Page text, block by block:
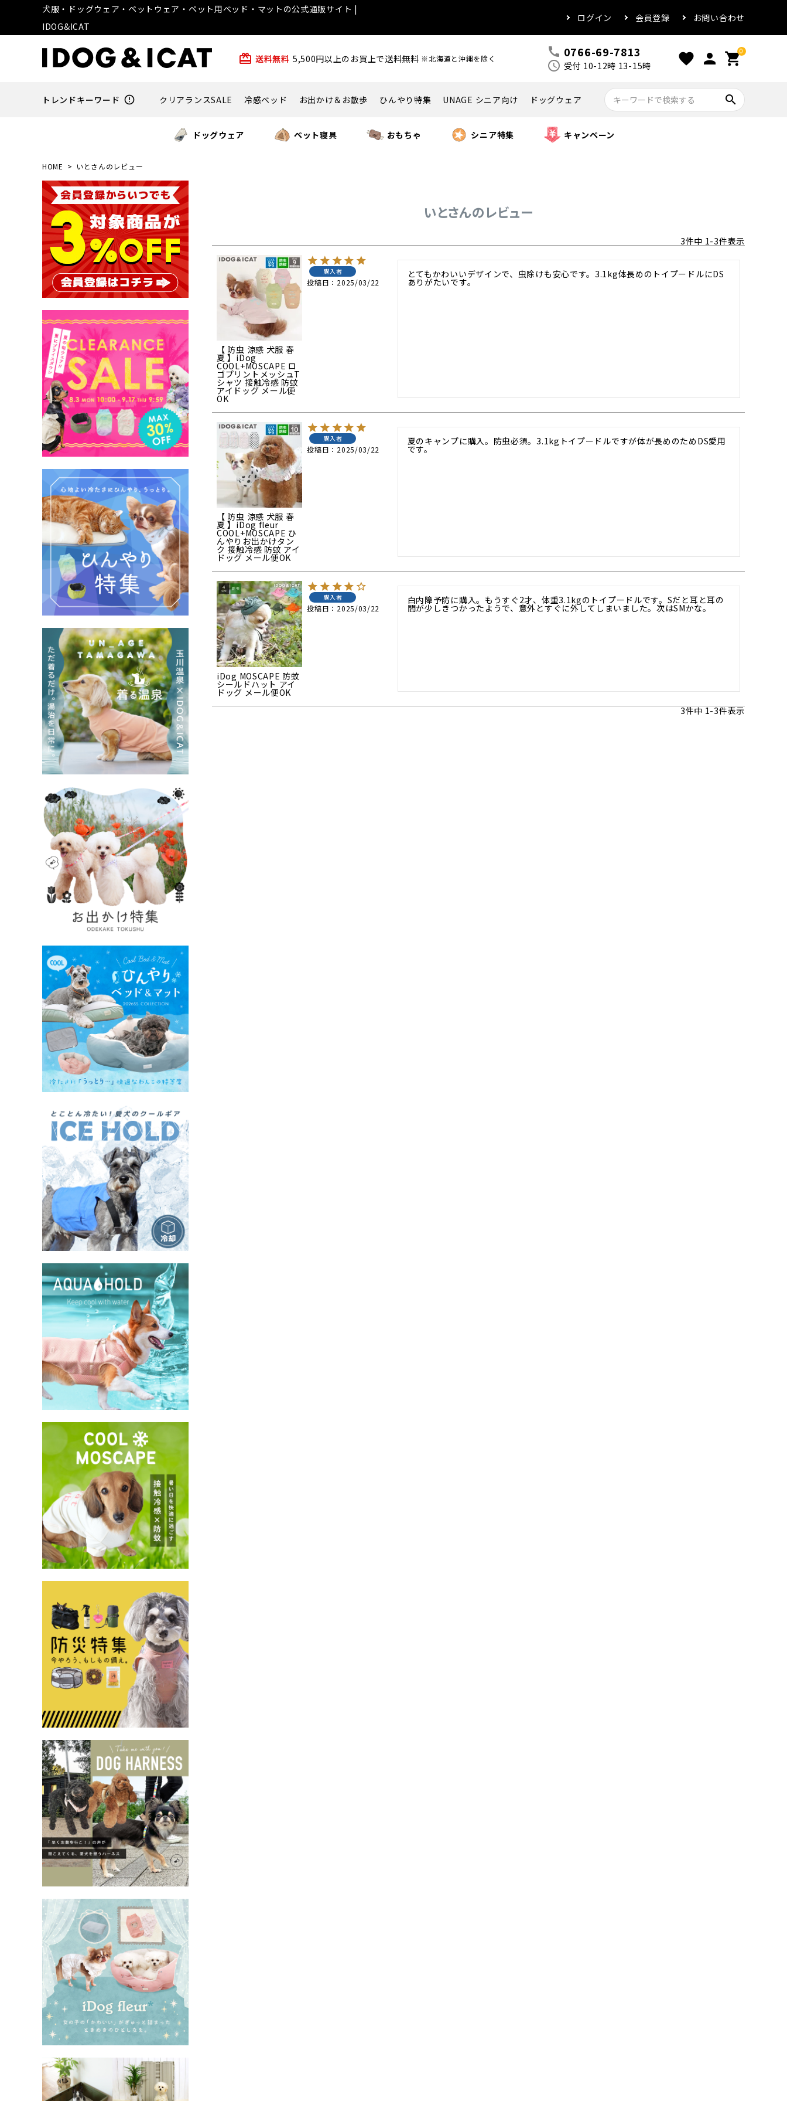
犬服・ドッグウェア・ペットウェア・ペット用ベッド・マットの公式通販サイト |
IDOG&ICAT
ログイン 会員登録 お問い合わせ
card_giftcard 送料無料 5,500円以上のお買上で送料無料 ※北海道と沖縄を除く call 0766-69-7813
schedule 受付 10-12時 13-15時 favorite person 0
shopping_cart
トレンドキーワード error_outline クリアランスSALE 冷感ベッド お出かけ＆お散歩 ひんやり特集 UNAGE シニア向け ドッグウェア search
ドッグウェア ペット寝具 おもちゃ シニア特集 キャンペーン
HOME いとさんのレビュー
いとさんのレビュー
3件中 1-3件表示
【 防虫 涼感 犬服 春
夏 】iDog
COOL+MOSCAPE ロ
ゴプリントメッシュT
シャツ 接触冷感 防蚊
アイドッグ メール便
OK
購入者
投稿日 2025/03/22
とてもかわいいデザインで、虫除けも安心です。3.1kg体長めのトイプードルにDS
ありがたいです。
【 防虫 涼感 犬服 春
夏 】iDog fleur
COOL+MOSCAPE ひ
んやりお出かけタン
ク 接触冷感 防蚊 アイ
ドッグ メール便OK
購入者
投稿日 2025/03/22
夏のキャンプに購入。防虫必須。3.1kgトイプードルですが体が長めのためDS愛用
です。
iDog MOSCAPE 防蚊
シールドハット アイ
ドッグ メール便OK
購入者
投稿日 2025/03/22
白内障予防に購入。もうすぐ2才、体重3.1kgのトイプードルです。Sだと耳と耳の
間が少しきつかったようで、意外とすぐに外してしまいました。次はSMかな。
3件中1-3件表示